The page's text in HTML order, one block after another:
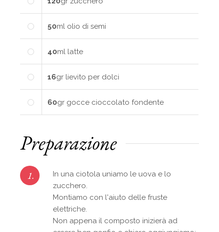
50ml olio di semi
40ml latte
16gr lievito per dolci
60gr gocce cioccolato fondente
Preparazione
1.
In una ciotola uniamo le uova e lo
zucchero.
Montiamo con l'aiuto delle fruste
elettriche.
Non appena il composto inizierà ad